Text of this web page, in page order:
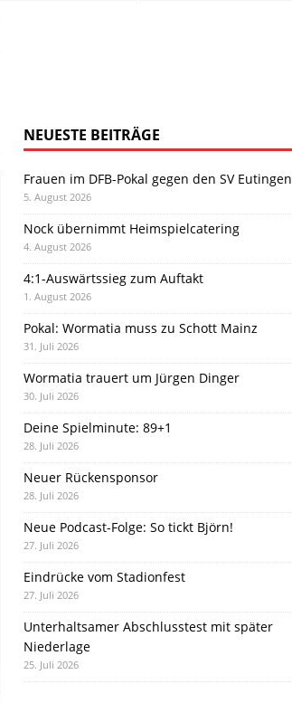
NEUESTE BEITRÄGE
Frauen im DFB-Pokal gegen den SV Eutingen
5. August 2026
Nock übernimmt Heimspielcatering
4. August 2026
4:1-Auswärtssieg zum Auftakt
1. August 2026
Pokal: Wormatia muss zu Schott Mainz
31. Juli 2026
Wormatia trauert um Jürgen Dinger
30. Juli 2026
Deine Spielminute: 89+1
28. Juli 2026
Neuer Rückensponsor
28. Juli 2026
Neue Podcast-Folge: So tickt Björn!
27. Juli 2026
Eindrücke vom Stadionfest
27. Juli 2026
Unterhaltsamer Abschlusstest mit später
Niederlage
25. Juli 2026